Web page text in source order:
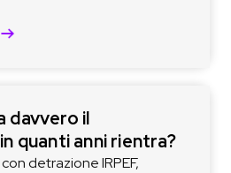
davvero il
quanti anni rientra?
detrazione IRPEF,